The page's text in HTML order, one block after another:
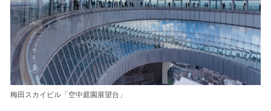
梅田スカイビル「空中庭園展望台」